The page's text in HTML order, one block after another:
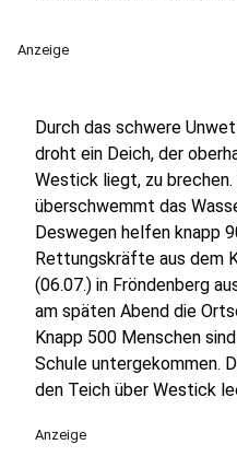
Anzeige
Durch das schwere
droht ein Deich, der
Westick liegt, zu
überschwemmt das
Deswegen helfen knapp
Rettungskräfte aus dem
(06.07.) in Fröndenberg
am späten Abend die
Knapp 500 Menschen
Schule untergekommen.
den Teich über Westick
Anzeige